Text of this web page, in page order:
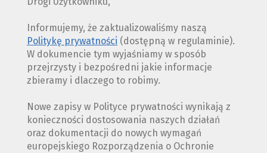
Informujemy, że zaktualizowaliśmy naszą
Politykę prywatności (dostępną w regulaminie).
W dokumencie tym wyjaśniamy w sposób
przejrzysty i bezpośredni jakie informacje
zbieramy i dlaczego to robimy.
Nowe zapisy w Polityce prywatności wynikają z
konieczności dostosowania naszych działań
oraz dokumentacji do nowych wymagań
europejskiego Rozporządzenia o Ochronie